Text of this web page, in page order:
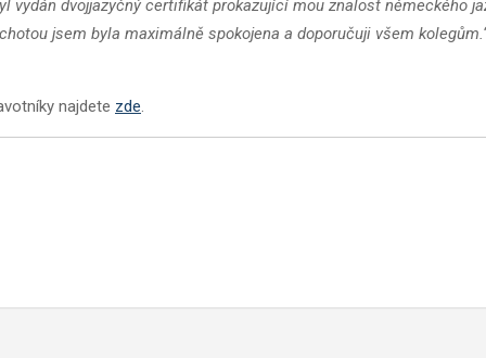
vydán dvojjazyčný certifikát prokazující mou znalost německého
jsem byla maximálně spokojena a doporučuji všem
najdete zde.